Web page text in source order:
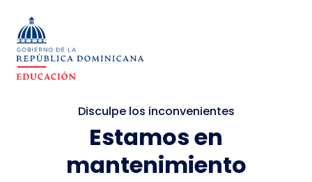
Disculpe los inconvenientes
Estamos en
mantenimiento